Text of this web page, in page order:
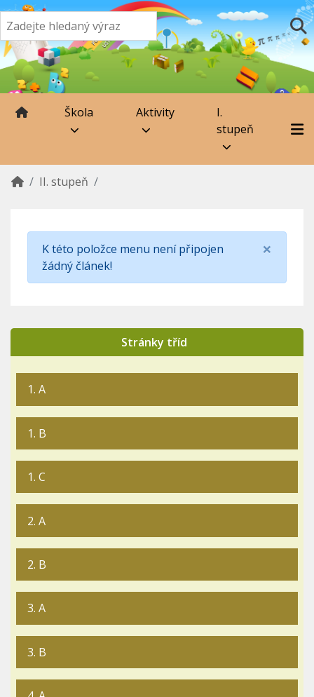
Škola Aktivity
I.
stupeň
II. stupeň
×
K této položce menu není připojen
žádný článek!
Stránky tříd
1. A
1. B
1. C
2. A
2. B
3. A
3. B